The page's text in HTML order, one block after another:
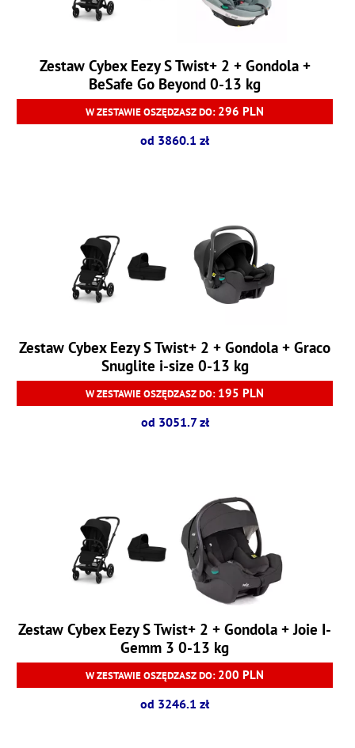
Zestaw Cybex Eezy S Twist+ 2 + Gondola +
BeSafe Go Beyond 0-13 kg
W ZESTAWIE OSZĘDZASZ DO: 296 PLN
od 3860.1 zł
Zestaw Cybex Eezy S Twist+ 2 + Gondola + Graco
Snuglite i-size 0-13 kg
W ZESTAWIE OSZĘDZASZ DO: 195 PLN
od 3051.7 zł
Zestaw Cybex Eezy S Twist+ 2 + Gondola + Joie I-
Gemm 3 0-13 kg
W ZESTAWIE OSZĘDZASZ DO: 200 PLN
od 3246.1 zł